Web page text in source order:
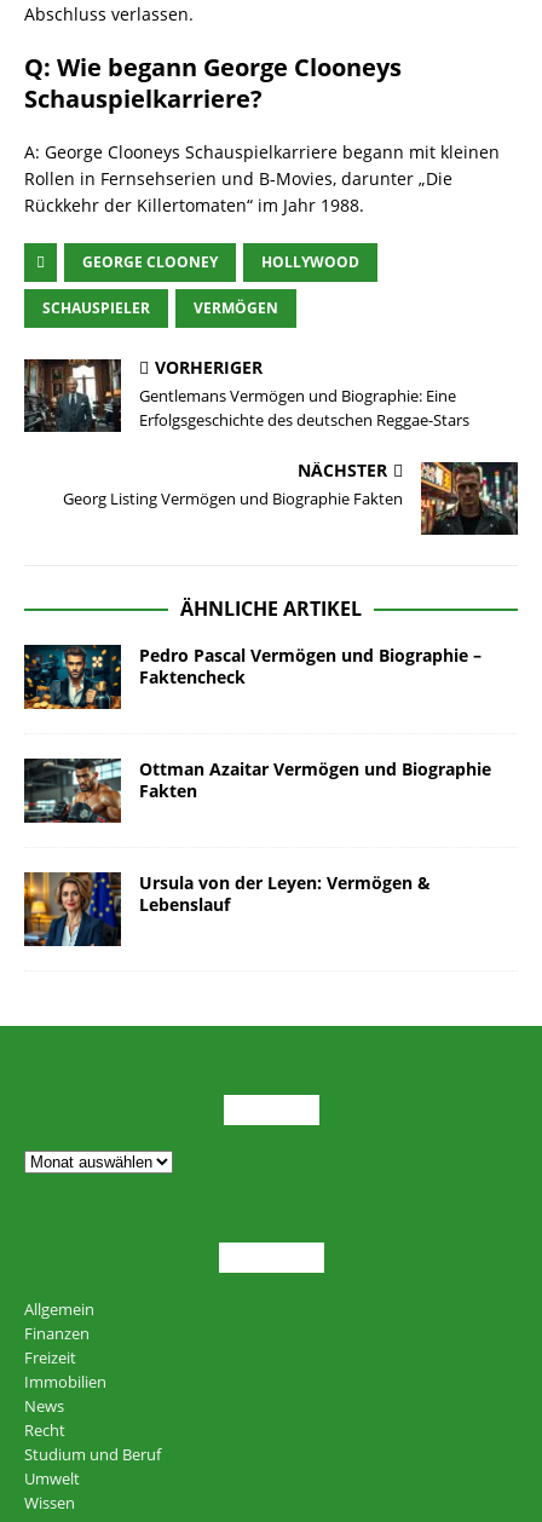
Abschluss verlassen.
Q: Wie begann George Clooneys
Schauspielkarriere?
A: George Clooneys Schauspielkarriere begann mit kleinen
Rollen in Fernsehserien und B-Movies, darunter „Die
Rückkehr der Killertomaten“ im Jahr 1988.
GEORGE CLOONEY HOLLYWOOD
SCHAUSPIELER VERMÖGEN
VORHERIGER
Gentlemans Vermögen und Biographie: Eine
Erfolgsgeschichte des deutschen Reggae-Stars
NÄCHSTER
Georg Listing Vermögen und Biographie Fakten
ÄHNLICHE ARTIKEL
Pedro Pascal Vermögen und Biographie –
Faktencheck
Ottman Azaitar Vermögen und Biographie
Fakten
Ursula von der Leyen: Vermögen &
Lebenslauf
Allgemein
Finanzen
Freizeit
Immobilien
News
Recht
Studium und Beruf
Umwelt
Wissen